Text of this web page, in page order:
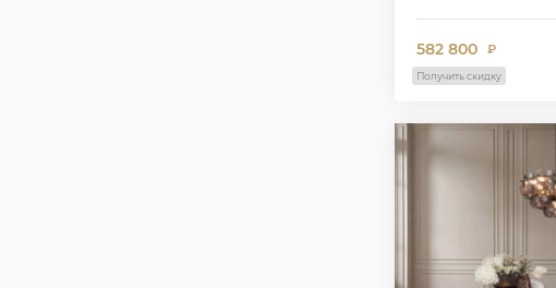
582 800 ₽
Получить скидку